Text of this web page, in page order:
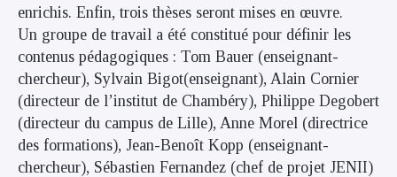
enrichis. Enfin, trois thèses seront mises en œuvre.
Un groupe de travail a été constitué pour définir les
contenus pédagogiques : Tom Bauer (enseignant-
chercheur), Sylvain Bigot(enseignant), Alain Cornier
(directeur de l’institut de Chambéry), Philippe Degobert
(directeur du campus de Lille), Anne Morel (directrice
des formations), Jean-Benoît Kopp (enseignant-
chercheur), Sébastien Fernandez (chef de projet JENII)